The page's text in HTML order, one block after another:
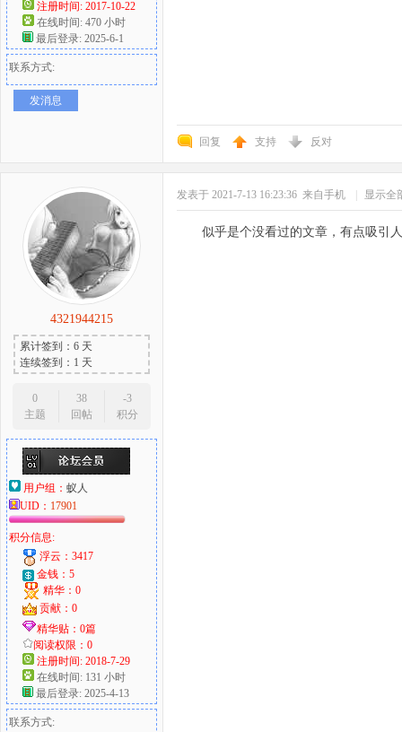
注册时间: 2017-10-22
在线时间: 470 小时
最后登录: 2025-6-1
联系方式:
发消息
回复 支持 反对
4321944215
累计签到：6 天
连续签到：1 天
0
主题
38
回帖
-3
积分
用户组： 蚁人
UID： 17901
积分信息:
浮云：3417
金钱：5
精华：0
贡献：0
精华贴：0篇
阅读权限：0
注册时间: 2018-7-29
在线时间: 131 小时
最后登录: 2025-4-13
联系方式:
发表于 2021-7-13 16:23:36 来自手机 显示全
似乎是个没看过的文章，有点吸引人